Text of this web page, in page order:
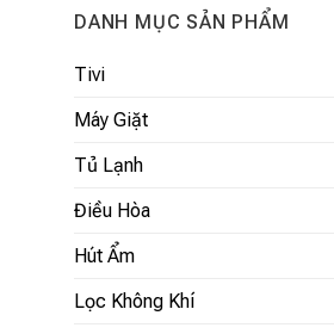
DANH MỤC SẢN PHẨM
Tivi
Máy Giặt
Tủ Lạnh
Điều Hòa
Hút Ẩm
Lọc Không Khí